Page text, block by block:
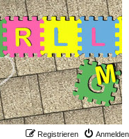
Anmelden
Registrieren